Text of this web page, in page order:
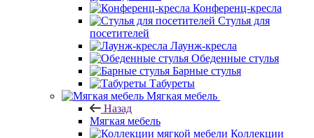
Конференц-кресла
Стулья для
посетителей
Лаунж-кресла
Обеденные стулья
Барные стулья
Табуреты
Мягкая мебель
Назад
Мягкая мебель
Коллекции